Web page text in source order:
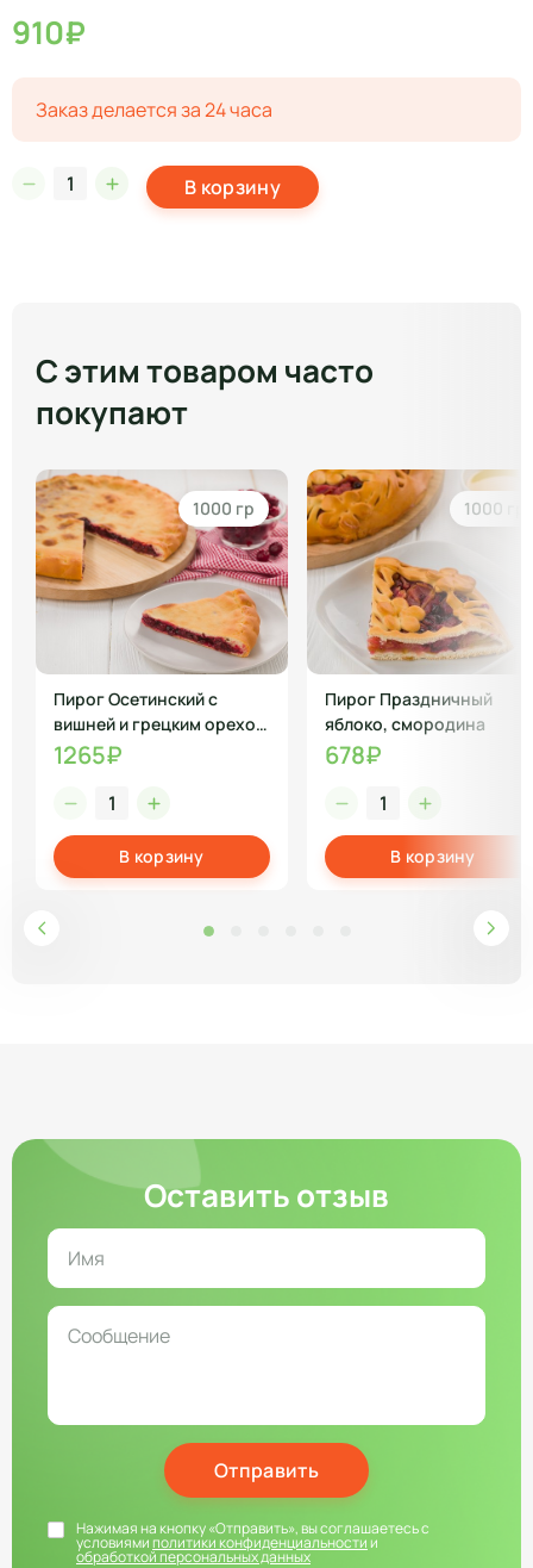
910₽
Заказ делается за 24 часа
В корзину
С этим товаром часто
покупают
1000 гр
Пирог Осетинский с
вишней и грецким орехом
1 кг
1265₽
В корзину
1000 гр
Пирог Праздничный
яблоко, смородина
678₽
В корзину
Оставить отзыв
Отправить
Нажимая на кнопку «Отправить», вы соглашаетесь с
условиямиполитики конфиденциальностии
обработкой персональных данных